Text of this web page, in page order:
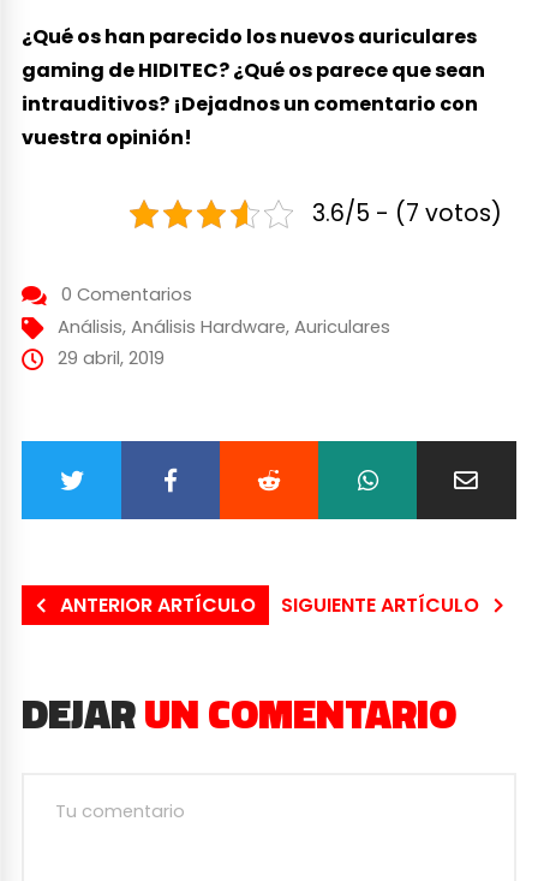
¿Qué os han parecido los nuevos auriculares
gaming de HIDITEC? ¿Qué os parece que sean
intrauditivos? ¡Dejadnos un comentario con
vuestra opinión!
3.6/5 - (7 votos)
0 Comentarios
Análisis, Análisis Hardware, Auriculares
29 abril, 2019
ANTERIOR ARTÍCULO SIGUIENTE ARTÍCULO
DEJARUN COMENTARIO